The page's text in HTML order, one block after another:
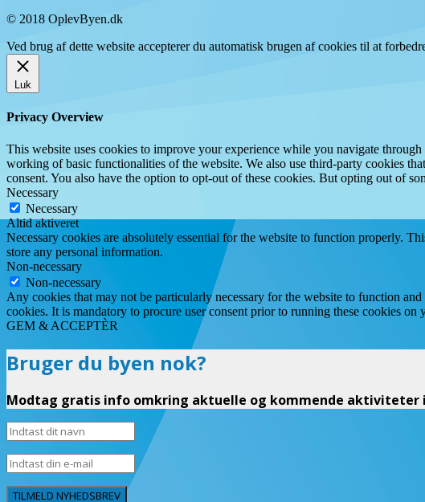
© 2018 OplevByen.dk
Ved brug af dette website accepterer du automatisk brugen af cookies til at
Luk
Privacy Overview
This website uses cookies to improve your experience while you navigate
working of basic functionalities of the website. We also use third-party cookies
consent. You also have the option to opt-out of these cookies. But opting out of
Necessary
Necessary
Altid aktiveret
Necessary cookies are absolutely essential for the website to function properly.
store any personal information.
Non-necessary
Non-necessary
Any cookies that may not be particularly necessary for the website to function
cookies. It is mandatory to procure user consent prior to running these cookies on
GEM & ACCEPTÈR
Bruger du byen nok?
Modtag gratis info omkring aktuelle og kommende aktiviteter i
TILMELD NYHEDSBREV